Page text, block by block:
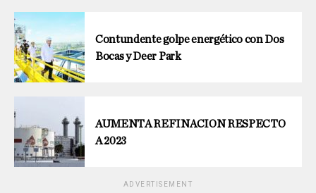
Contundente golpe energético con Dos
Bocas y Deer Park
AUMENTA REFINACION RESPECTO
A 2023
ADVERTISEMENT